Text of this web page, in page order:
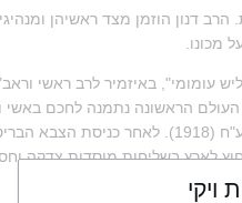
מכונו.
ויקי